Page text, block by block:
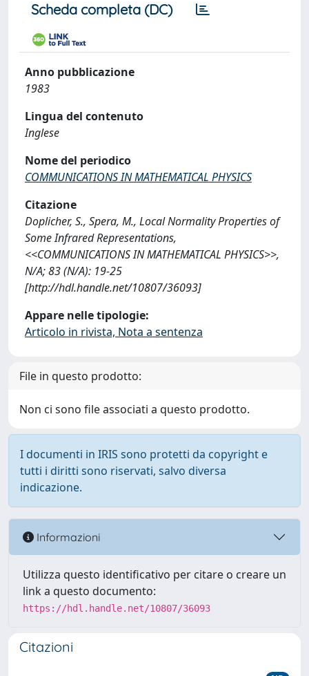
Scheda completa (DC)
Anno pubblicazione
1983
Lingua del contenuto
Inglese
Nome del periodico
COMMUNICATIONS IN MATHEMATICAL PHYSICS
Citazione
Doplicher, S., Spera, M., Local Normality Properties of
Some Infrared Representations,
<<COMMUNICATIONS IN MATHEMATICAL PHYSICS>>,
N/A; 83 (N/A): 19-25
[http://hdl.handle.net/10807/36093]
Appare nelle tipologie:
Articolo in rivista, Nota a sentenza
File in questo prodotto:
Non ci sono file associati a questo prodotto.
I documenti in IRIS sono protetti da copyright e
tutti i diritti sono riservati, salvo diversa
indicazione.
Informazioni
Utilizza questo identificativo per citare o creare un
link a questo documento:
https://hdl.handle.net/10807/36093
Citazioni